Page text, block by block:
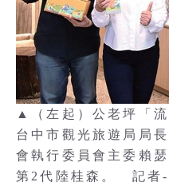
▲（左起）公老坪「
台中市觀光旅遊局局
會執行委員會主委賴
第2代陸桂森。 記者-